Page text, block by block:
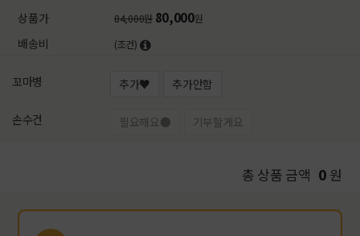
상품가 84,000원 80,000원
배송비 (조건)
꼬마병 추가♥ 추가안함
손수건 필요해요● 기부할게요
총 상품 금액 0 원